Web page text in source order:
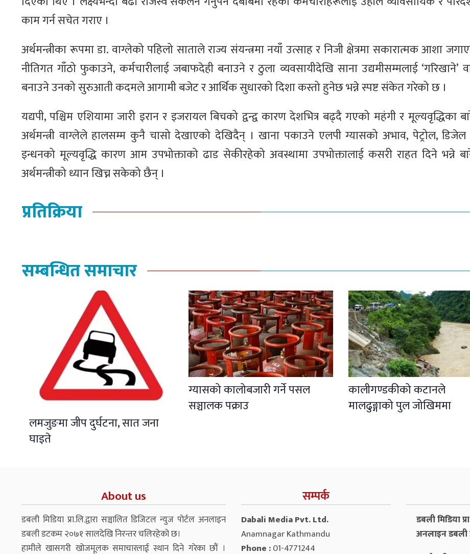
काम गर्न सचेत गराए ।
अर्थमन्त्रीका रूपमा डा. वाग्लेको पहिलो साताले राज्य संयन्त्रमा नयाँ उत्साह र निजी क्षेत्रमा सकारात्मक आशा
नीतिगत गाँठो फुकाउने, कर्मचारीलाई जबाफदेही बनाउने र ठुला व्यवसायीदेखि साना उद्यमीसम्मलाई ‘गरिखाने’
बनाउने उनको सुरुआती कदमले आगामी बजेट र आर्थिक सुधारको दिशा कस्तो हुनेछ भन्ने स्पष्ट संकेत गरेको छ ।
यद्यपी, पश्चिम एशियामा जारी इरान र इजरायल बिचको द्वन्द्व कारण देशभित्र बढ्दै गएको महंगी र मूल्यवृद्धिका
अर्थमन्त्री वाग्लेले हालसम्म कुनै चासो देखाएको देखिदैन् । खाना पकाउने एलपी ग्यासको अभाव, पेट्रोल, डिजेल
इन्धनको मूल्यवृद्धि कारण आम उपभोक्ताको ढाड सेकीरहेको अवस्थामा उपभोक्तालाई कसरी राहत दिने भन्ने
अर्थमन्त्रीको ध्यान खिच्न सकेको छैन् ।
प्रतिक्रिया
सम्बन्धित समाचार
लमजुङमा जीप दुर्घटना, सात जना
घाइते
ग्यासको कालोबजारी गर्ने पसल
सञ्चालक पक्राउ
कालीगण्डकीको कटानले
मालढुङ्गाको पुल जोखिममा
About us
डबली मिडिया प्रा.लि.द्वारा सञ्चालित डिजिटल न्युज पोर्टल अनलाइन
डबली डटकम २०७१ सालदेखि निरन्तर चलिरहेको छ।
हामीले खासगरी खोजमूलक समाचारलाई स्थान दिने गरेका छौं ।
सम्पर्क
Dabali Media Pvt. Ltd.
Anamnagar Kathmandu
Phone :01-4771244
डबली मिडिया
अनलाइन